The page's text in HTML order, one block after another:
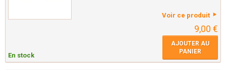
Voir ce produit
9,00 €
En stock
AJOUTER AU
PANIER